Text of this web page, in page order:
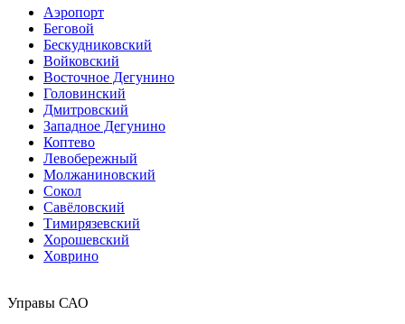
Аэропорт
Беговой
Бескудниковский
Войковский
Восточное Дегунино
Головинский
Дмитровский
Западное Дегунино
Коптево
Левобережный
Молжаниновский
Сокол
Савёловский
Тимирязевский
Хорошевский
Ховрино
Управы САО